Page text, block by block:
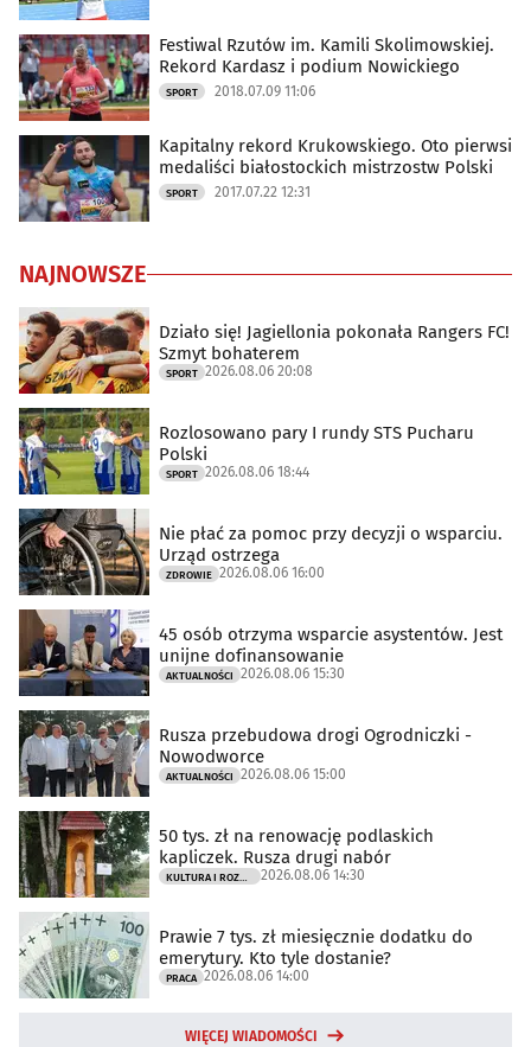
Festiwal Rzutów im. Kamili Skolimowskiej.
Rekord Kardasz i podium Nowickiego
SPORT 2018.07.09 11:06
Kapitalny rekord Krukowskiego. Oto pierwsi
medaliści białostockich mistrzostw Polski
SPORT 2017.07.22 12:31
NAJNOWSZE
Działo się! Jagiellonia pokonała Rangers FC!
Szmyt bohaterem
SPORT 2026.08.06 20:08
Rozlosowano pary I rundy STS Pucharu
Polski
SPORT 2026.08.06 18:44
Nie płać za pomoc przy decyzji o wsparciu.
Urząd ostrzega
ZDROWIE 2026.08.06 16:00
45 osób otrzyma wsparcie asystentów. Jest
unijne dofinansowanie
AKTUALNOŚCI 2026.08.06 15:30
Rusza przebudowa drogi Ogrodniczki -
Nowodworce
AKTUALNOŚCI 2026.08.06 15:00
50 tys. zł na renowację podlaskich
kapliczek. Rusza drugi nabór
2026.08.06 14:30
Prawie 7 tys. zł miesięcznie dodatku do
emerytury. Kto tyle dostanie?
PRACA 2026.08.06 14:00
WIĘCEJ WIADOMOŚCI